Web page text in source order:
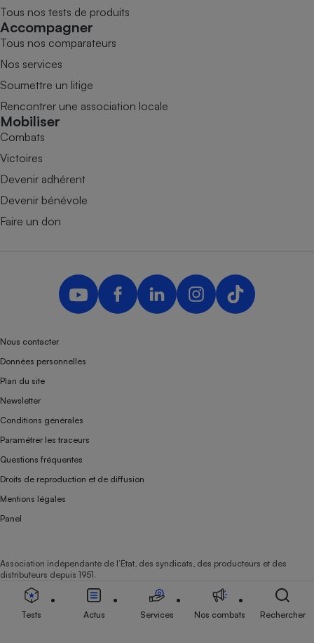
Tous nos tests de produits
Accompagner
Tous nos comparateurs
Nos services
Soumettre un litige
Rencontrer une association locale
Mobiliser
Combats
Victoires
Devenir adhérent
Devenir bénévole
Faire un don
Nous contacter
Données personnelles
Plan du site
Newsletter
Conditions générales
Paramétrer les traceurs
Questions fréquentes
Droits de reproduction et de diffusion
Mentions légales
Panel
Association indépendante de l’État, des syndicats, des producteurs et des
distributeurs depuis 1951.
Tests Actus Services Nos combats Rechercher